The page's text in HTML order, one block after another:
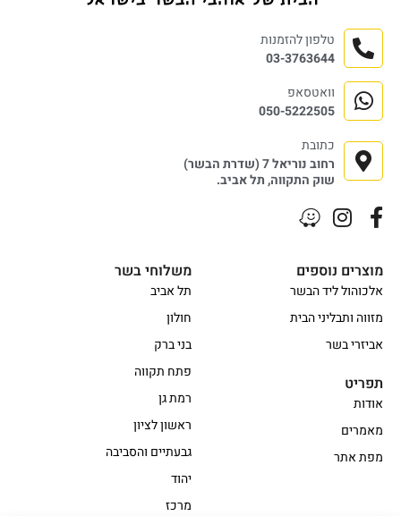
משלוחי בשר
תל אביב
חולון
בני ברק
פתח תקווה
רמת גן
ראשון לציון
גבעתיים והסביבה
יהוד
מרכז
מוצרים נוספים
אלכוהול ליד הבשר
מזווה ותבליני הבית
אביזרי בשר
תפריט
אודות
מאמרים
מפת אתר
טלפון להזמנות
03-3763644
וואטסאפ
050-5222505
כתובת
רחוב נוריאל 7 (שדרת הבשר)
שוק התקווה, תל אביב.